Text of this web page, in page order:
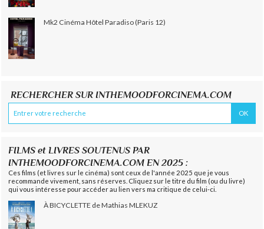
Mk2 Cinéma Hôtel Paradiso (Paris 12)
RECHERCHER SUR INTHEMOODFORCINEMA.COM
FILMS et LIVRES SOUTENUS PAR
INTHEMOODFORCINEMA.COM EN 2025 :
Ces films (et livres sur le cinéma) sont ceux de l'année 2025 que je vous
recommande vivement, sans réserves. Cliquez sur le titre du film (ou du livre)
qui vous intéresse pour accéder au lien vers ma critique de celui-ci.
À BICYCLETTE de Mathias MLEKUZ